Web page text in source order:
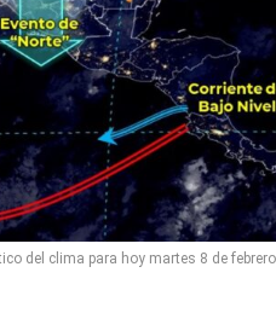
del clima para hoy martes 8 de